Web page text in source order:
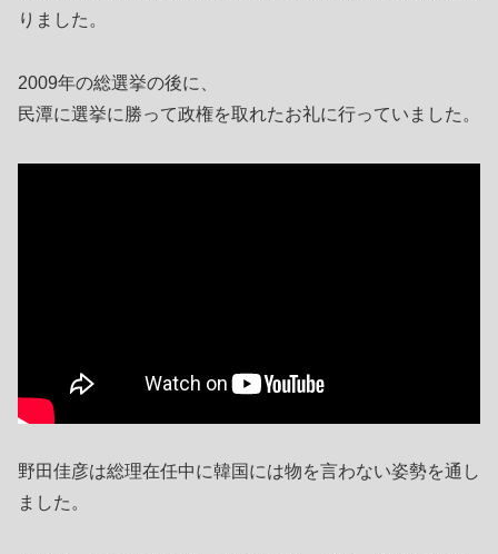
りました。
2009年の総選挙の後に、
民潭に選挙に勝って政権を取れたお礼に行っていました。
野田佳彦は総理在任中に韓国には物を言わない姿勢を通し
ました。